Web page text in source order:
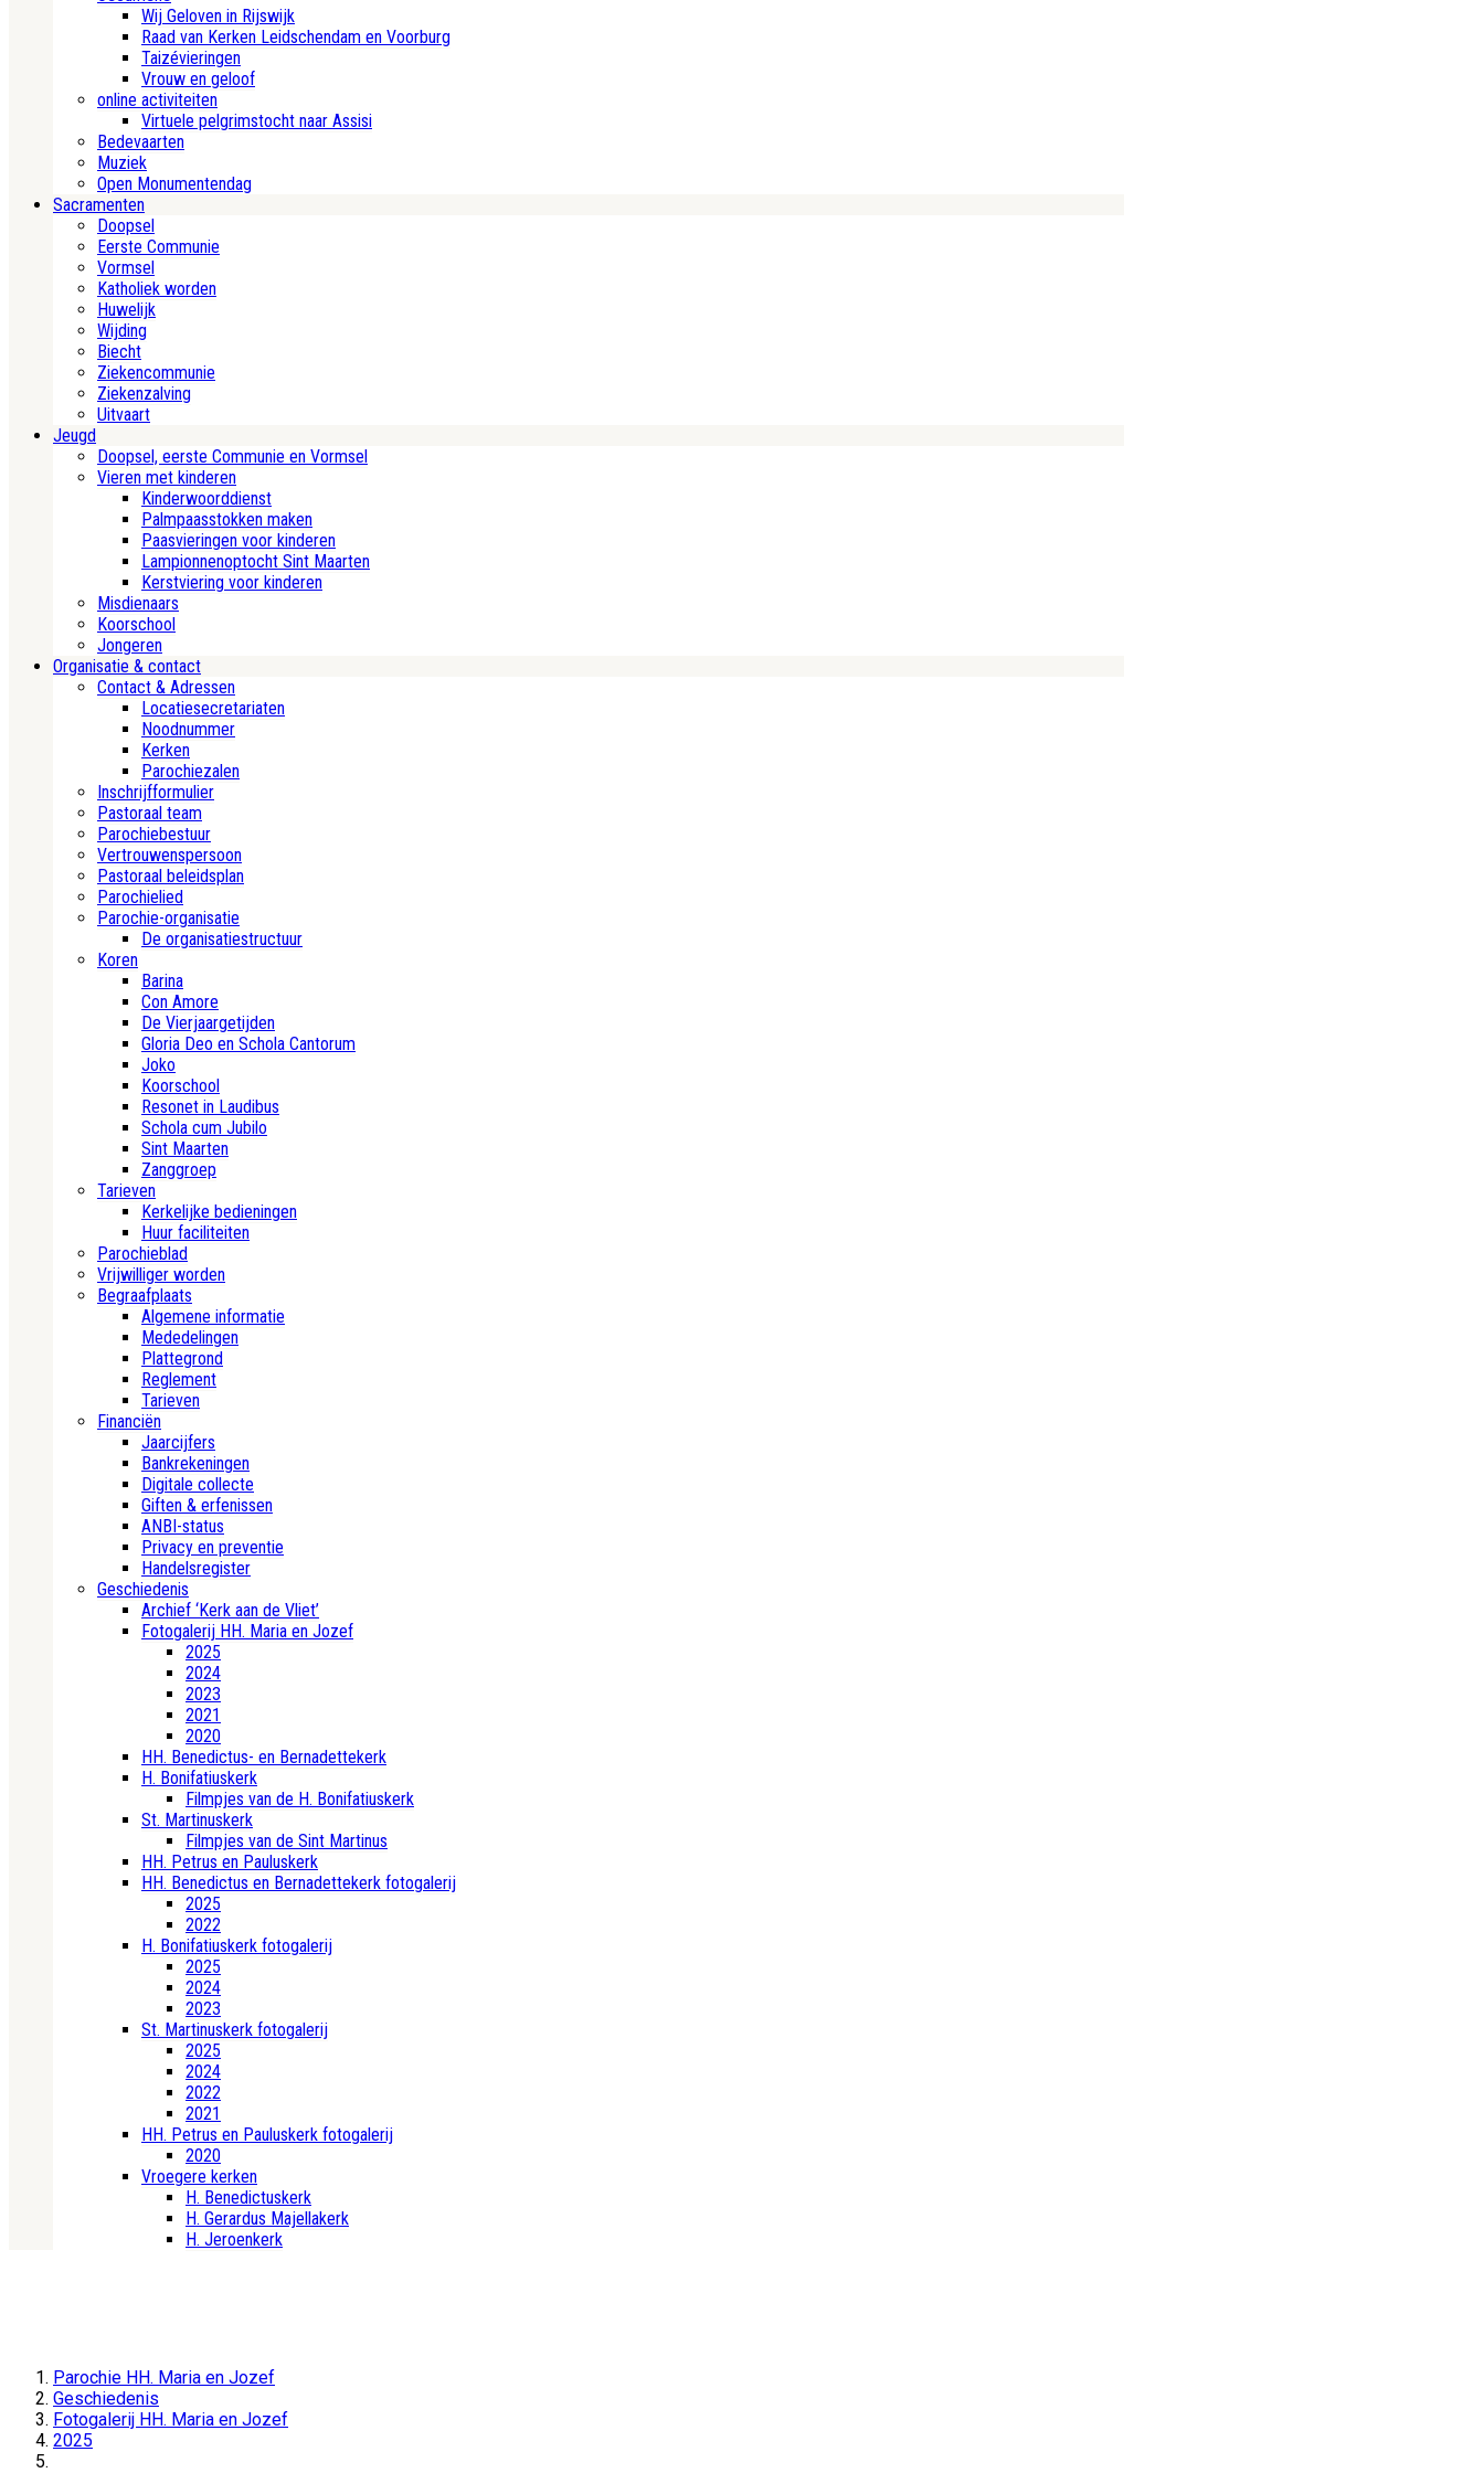
Wij Geloven in Rijswijk
Raad van Kerken Leidschendam en Voorburg
Taizévieringen
Vrouw en geloof
online activiteiten
Virtuele pelgrimstocht naar Assisi
Bedevaarten
Muziek
Open Monumentendag
Sacramenten
Doopsel
Eerste Communie
Vormsel
Katholiek worden
Huwelijk
Wijding
Biecht
Ziekencommunie
Ziekenzalving
Uitvaart
Jeugd
Doopsel, eerste Communie en Vormsel
Vieren met kinderen
Kinderwoorddienst
Palmpaasstokken maken
Paasvieringen voor kinderen
Lampionnenoptocht Sint Maarten
Kerstviering voor kinderen
Misdienaars
Koorschool
Jongeren
Organisatie & contact
Contact & Adressen
Locatiesecretariaten
Noodnummer
Kerken
Parochiezalen
Inschrijfformulier
Pastoraal team
Parochiebestuur
Vertrouwenspersoon
Pastoraal beleidsplan
Parochielied
Parochie-organisatie
De organisatiestructuur
Koren
Barina
Con Amore
De Vierjaargetijden
Gloria Deo en Schola Cantorum
Joko
Koorschool
Resonet in Laudibus
Schola cum Jubilo
Sint Maarten
Zanggroep
Tarieven
Kerkelijke bedieningen
Huur faciliteiten
Parochieblad
Vrijwilliger worden
Begraafplaats
Algemene informatie
Mededelingen
Plattegrond
Reglement
Tarieven
Financiën
Jaarcijfers
Bankrekeningen
Digitale collecte
Giften & erfenissen
ANBI-status
Privacy en preventie
Handelsregister
Geschiedenis
Archief ‘Kerk aan de Vliet’
Fotogalerij HH. Maria en Jozef
2025
2024
2023
2021
2020
HH. Benedictus- en Bernadettekerk
H. Bonifatiuskerk
Filmpjes van de H. Bonifatiuskerk
St. Martinuskerk
Filmpjes van de Sint Martinus
HH. Petrus en Pauluskerk
HH. Benedictus en Bernadettekerk fotogalerij
2025
2022
H. Bonifatiuskerk fotogalerij
2025
2024
2023
St. Martinuskerk fotogalerij
2025
2024
2022
2021
HH. Petrus en Pauluskerk fotogalerij
2020
Vroegere kerken
H. Benedictuskerk
H. Gerardus Majellakerk
H. Jeroenkerk
Parochie HH. Maria en Jozef
Geschiedenis
Fotogalerij HH. Maria en Jozef
2025